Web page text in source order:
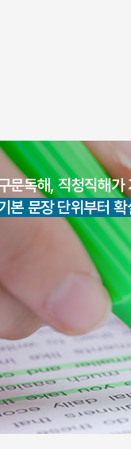
문독해, 직청직해
본 문장 단위부터 확